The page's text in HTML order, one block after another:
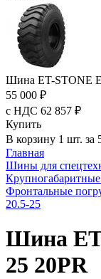
Шина ET-STONE
55 000 ₽
с НДС 62 857 ₽
Купить
В корзину 1 шт. за
Главная
Шины для
Фронтальные
20.5-25
Шина
25 20PR